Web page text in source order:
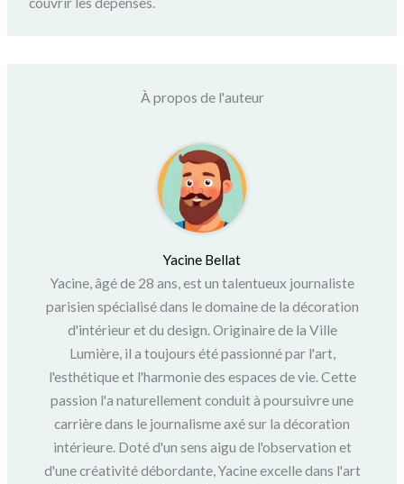
À propos de l'auteur
Yacine Bellat
Yacine, âgé de 28 ans, est un talentueux journaliste
parisien spécialisé dans le domaine de la décoration
d'intérieur et du design. Originaire de la Ville
Lumière, il a toujours été passionné par l'art,
l'esthétique et l'harmonie des espaces de vie. Cette
passion l'a naturellement conduit à poursuivre une
carrière dans le journalisme axé sur la décoration
intérieure. Doté d'un sens aigu de l'observation et
d'une créativité débordante, Yacine excelle dans l'art